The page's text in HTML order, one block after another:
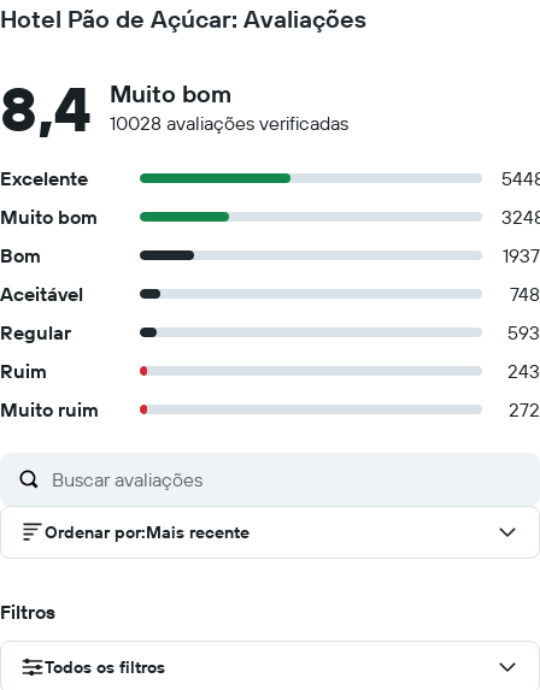
Hotel Pão de Açúcar: Avaliações
8,4 Muito bom
10028 avaliações verificadas
Excelente
Muito bom
Bom
1937
Aceitável
748
Regular
593
Ruim
243
Muito ruim
272
Ordenar por:Mais recente
Filtros
Todos os filtros